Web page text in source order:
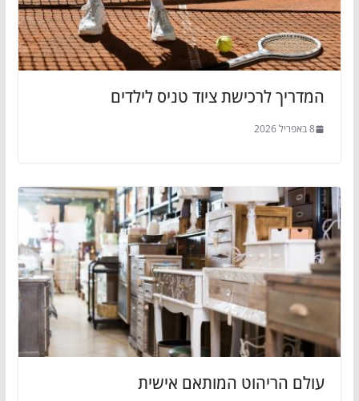
המדריך לרכישת ציוד טניס לילדים
8 באפריל 2026
עולם הריהוט המותאם אישית